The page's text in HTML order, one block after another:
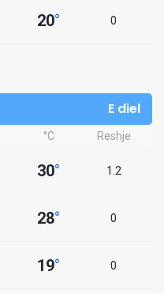
20° 0
E diel
°C Reshje
30° 1.2
28° 0
19° 0